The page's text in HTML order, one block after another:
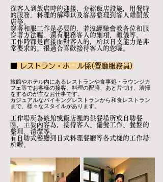
從客人到飯店時的迎接，介紹飯店設施，用餐時
的服務，料理的解釋以及客房整理到客人離開飯
店等。
穿著和服工作是必要的，若沒經驗會教各位和服
穿著方法喔。還有服務客人的細項，禮儀等。
工作時都是直接面對客人的，所以日文能力是非
常要求的。很適合喜歡接待客人的您喔。
■ レストラン・ホール係(餐廳服務員)
旅館やホテル内にあるレストランや食事処・ラウンジカ
フェ等でお客様の接客、料理の配膳、あと片づけ、清掃
をするのが主なお仕事です。
カジュアルなバイキングレストランから和食レストラン
まで、様々なスタイルがあります。
工作場所為旅館或飯店裡的供餐場所或自助餐
區，主要內容為，接待客人、備餐工作、餐盤的
整理、清潔等。
有自助式餐廳到日式料理餐廳等各式樣的工作場
所喔。